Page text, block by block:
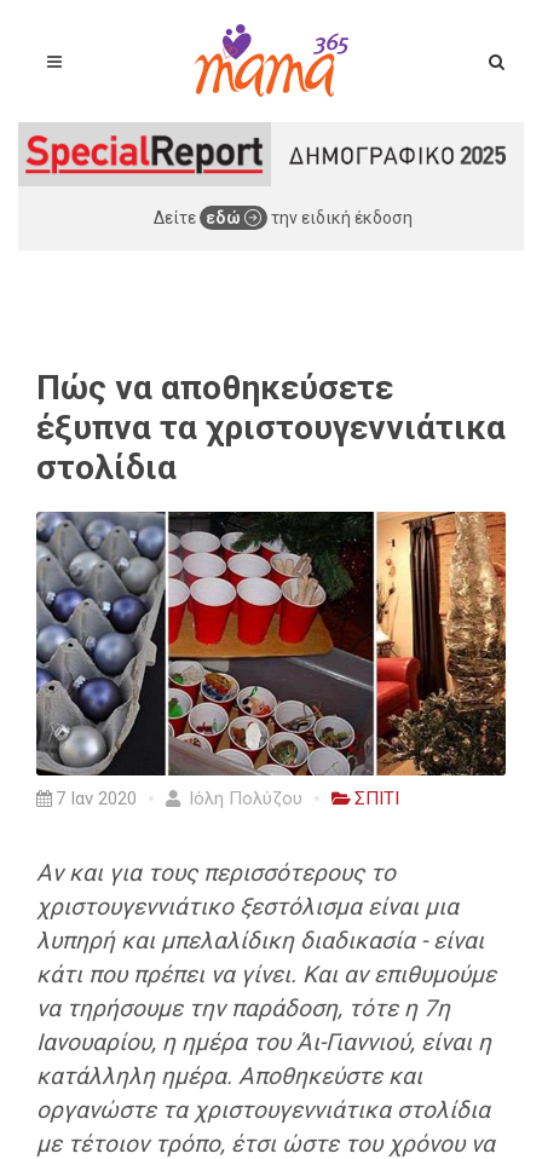
Δείτε εδώ την ειδική έκδοση
Πώς να αποθηκεύσετε
έξυπνα τα χριστουγεννιάτικα
στολίδια
7 Ιαν 2020 Ιόλη Πολύζου ΣΠΙΤΙ
Αν και για τους περισσότερους το
χριστουγεννιάτικο ξεστόλισμα είναι μια
λυπηρή και μπελαλίδικη διαδικασία - είναι
κάτι που πρέπει να γίνει. Και αν επιθυμούμε
να τηρήσουμε την παράδοση, τότε η 7η
Ιανουαρίου, η ημέρα του Άι-Γιαννιού, είναι η
κατάλληλη ημέρα. Αποθηκεύστε και
οργανώστε τα χριστουγεννιάτικα στολίδια
με τέτοιον τρόπο, έτσι ώστε του χρόνου να